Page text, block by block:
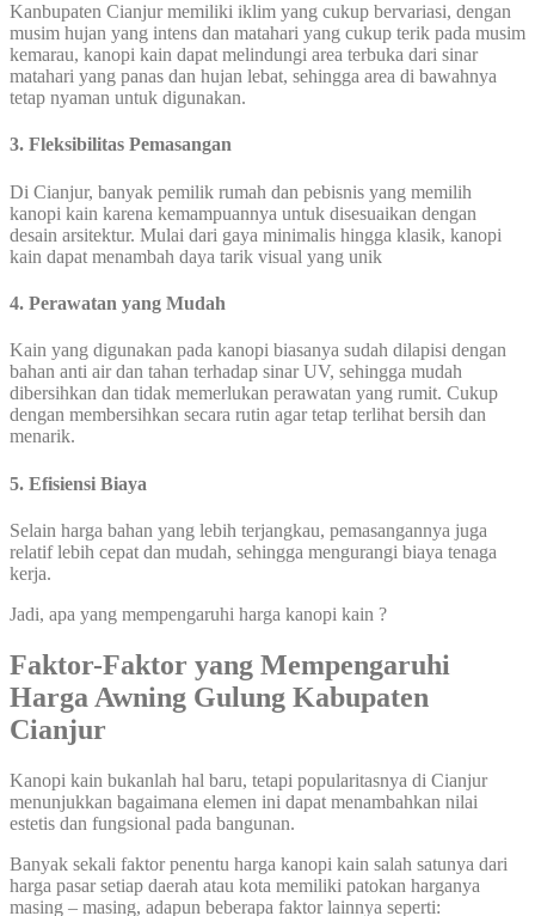
Kanbupaten Cianjur memiliki iklim yang cukup bervariasi, dengan
musim hujan yang intens dan matahari yang cukup terik pada musim
kemarau, kanopi kain dapat melindungi area terbuka dari sinar
matahari yang panas dan hujan lebat, sehingga area di bawahnya
tetap nyaman untuk digunakan.
3. Fleksibilitas Pemasangan
Di Cianjur, banyak pemilik rumah dan pebisnis yang memilih
kanopi kain karena kemampuannya untuk disesuaikan dengan
desain arsitektur. Mulai dari gaya minimalis hingga klasik, kanopi
kain dapat menambah daya tarik visual yang unik
4. Perawatan yang Mudah
Kain yang digunakan pada kanopi biasanya sudah dilapisi dengan
bahan anti air dan tahan terhadap sinar UV, sehingga mudah
dibersihkan dan tidak memerlukan perawatan yang rumit. Cukup
dengan membersihkan secara rutin agar tetap terlihat bersih dan
menarik.
5. Efisiensi Biaya
Selain harga bahan yang lebih terjangkau, pemasangannya juga
relatif lebih cepat dan mudah, sehingga mengurangi biaya tenaga
kerja.
Jadi, apa yang mempengaruhi harga kanopi kain ?
Faktor-Faktor yang Mempengaruhi
Harga Awning Gulung Kabupaten
Cianjur
Kanopi kain bukanlah hal baru, tetapi popularitasnya di Cianjur
menunjukkan bagaimana elemen ini dapat menambahkan nilai
estetis dan fungsional pada bangunan.
Banyak sekali faktor penentu harga kanopi kain salah satunya dari
harga pasar setiap daerah atau kota memiliki patokan harganya
masing – masing, adapun beberapa faktor lainnya seperti: